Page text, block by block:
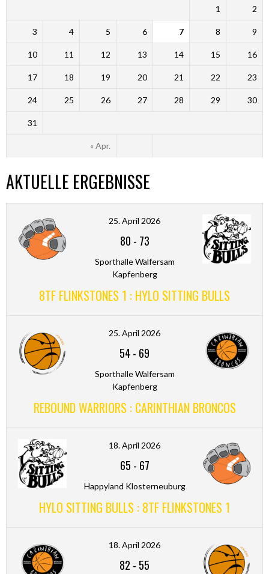
« Apr.
1 2
3 4 5 6 7 8 9
10 11 12 13 14 15 16
17 18 19 20 21 22 23
24 25 26 27 28 29 30
31
AKTUELLE ERGEBNISSE
25. April 2026
80 - 73
Sporthalle Walfersam
Kapfenberg
8TF FLINKSTONES 1 : HYLO SITTING BULLS
25. April 2026
54- 69
Sporthalle Walfersam
Kapfenberg
REBOUND WARRIORS : CARINTHIAN BRONCOS
18. April 2026
65 - 67
Happyland Klosterneuburg
HYLO SITTING BULLS : 8TF FLINKSTONES 1
18. April 2026
82 - 55